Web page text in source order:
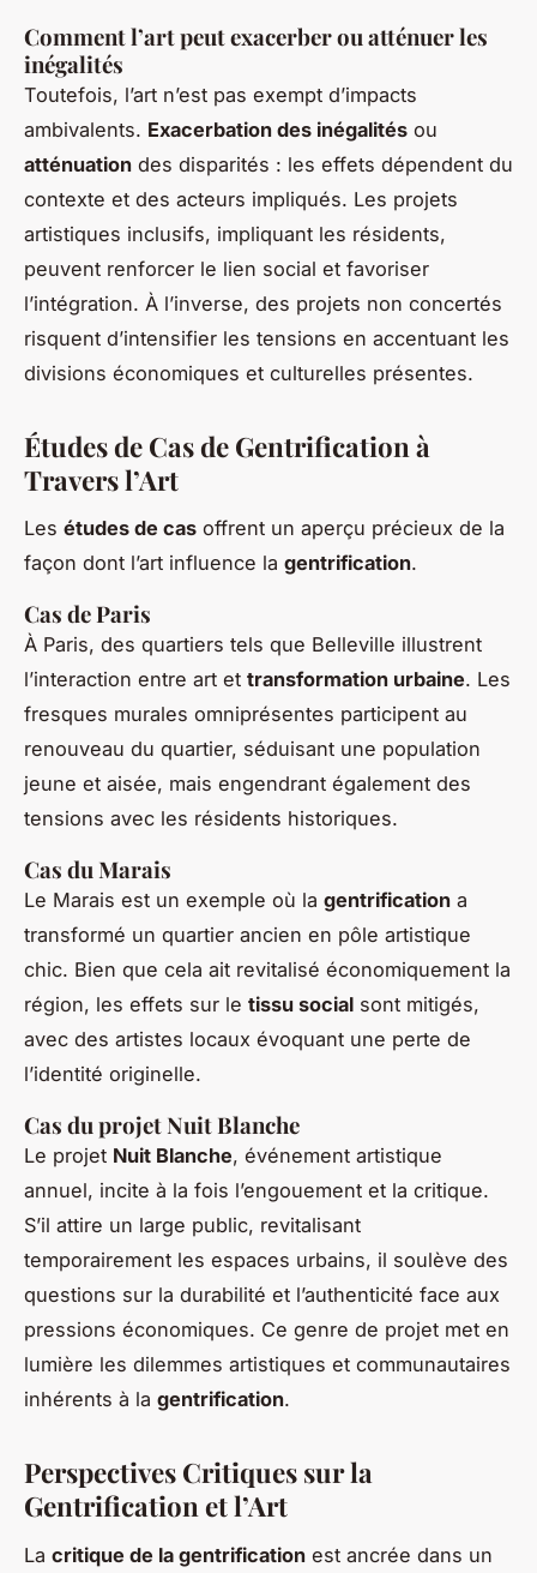
Comment l’art peut exacerber ou atténuer les
inégalités
Toutefois, l’art n’est pas exempt d’impacts
ambivalents. Exacerbation des inégalités ou
atténuation des disparités : les effets dépendent du
contexte et des acteurs impliqués. Les projets
artistiques inclusifs, impliquant les résidents,
peuvent renforcer le lien social et favoriser
l’intégration. À l’inverse, des projets non concertés
risquent d’intensifier les tensions en accentuant les
divisions économiques et culturelles présentes.
Études de Cas de Gentrification à
Travers l’Art
Les études de cas offrent un aperçu précieux de la
façon dont l’art influence la gentrification.
Cas de Paris
À Paris, des quartiers tels que Belleville illustrent
l’interaction entre art et transformation urbaine. Les
fresques murales omniprésentes participent au
renouveau du quartier, séduisant une population
jeune et aisée, mais engendrant également des
tensions avec les résidents historiques.
Cas du Marais
Le Marais est un exemple où la gentrification a
transformé un quartier ancien en pôle artistique
chic. Bien que cela ait revitalisé économiquement la
région, les effets sur le tissu social sont mitigés,
avec des artistes locaux évoquant une perte de
l’identité originelle.
Cas du projet Nuit Blanche
Le projet Nuit Blanche, événement artistique
annuel, incite à la fois l’engouement et la critique.
S’il attire un large public, revitalisant
temporairement les espaces urbains, il soulève des
questions sur la durabilité et l’authenticité face aux
pressions économiques. Ce genre de projet met en
lumière les dilemmes artistiques et communautaires
inhérents à la gentrification.
Perspectives Critiques sur la
Gentrification et l’Art
La critique de la gentrification est ancrée dans un